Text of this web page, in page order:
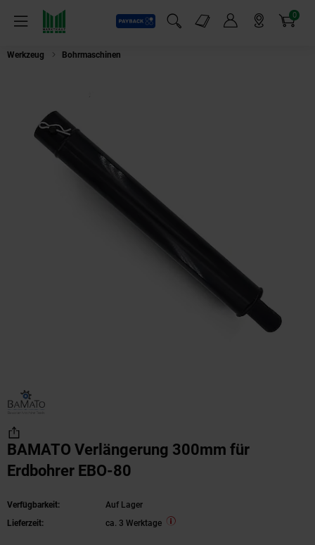
Menü
Payback
Suchfeld einblenden
Markt-Angebote 0
Artikel
Werkzeug Bohrmaschinen
BAMATO Verlängerung 300mm für
Erdbohrer EBO-80
Verfügbarkeit:
Auf Lager
Lieferzeit:
ca. 3 Werktage